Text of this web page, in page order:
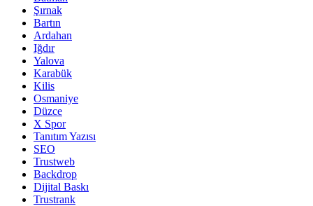
Şırnak
Bartın
Ardahan
Iğdır
Yalova
Karabük
Kilis
Osmaniye
Düzce
X Spor
Tanıtım Yazısı
SEO
Trustweb
Backdrop
Dijital Baskı
Trustrank